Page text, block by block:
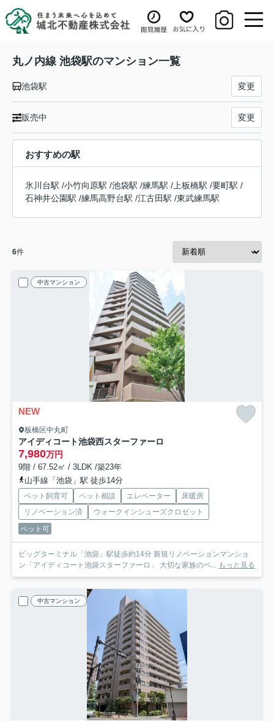
丸ノ内線 池袋駅のマンション一覧
池袋駅 変更
販売中 変更
おすすめの駅
氷川台駅 /小竹向原駅 /池袋駅 /練馬駅 / 上板橋駅 /要町駅 /
石神井公園駅 /練馬高野台駅 /江古田駅 /東武練馬駅
6件
中古マンション
NEW
板橋区中丸町
アイディコート池袋西スターファーロ
7,980万円
9階 / 67.52㎡ / 3LDK /築23年
山手線「池袋」駅 徒歩14分
ペット飼育可 ペット相談 エレベーター
床暖房
リノベーション済
ウォークインシューズクロゼット
ペット可
ビッグターミナル「池袋」駅徒歩約14分 新規リノベーションマンショ
ン「アイディコート池袋スターファーロ」 大切な家族のペ... もっと見る
中古マンション